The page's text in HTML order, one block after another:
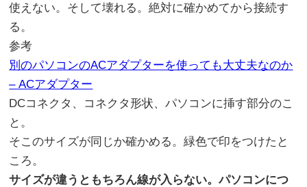
使えない。そして壊れる。絶対に確かめてから接続す
る。
参考
別のパソコンのACアダプターを使っても大丈夫なのか
– ACアダプター
DCコネクタ、コネクタ形状、パソコンに挿す部分のこ
と。
そこのサイズが同じか確かめる。緑色で印をつけたと
ころ。
サイズが違うともちろん線が入らない。パソコンにつ